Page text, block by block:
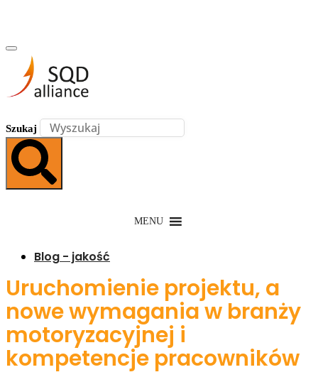
Szukaj
MENU
Blog - jakość
Uruchomienie projektu, a
nowe wymagania w branży
motoryzacyjnej i
kompetencje pracowników